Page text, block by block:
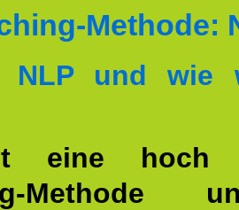
Methode:
NLP und wie
eine hoch
Methode